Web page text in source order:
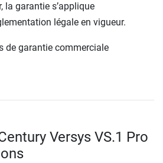
la garantie s’applique
légale en vigueur.
de garantie commerciale
Versys VS.1 Pro